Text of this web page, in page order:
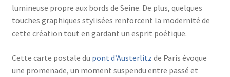
lumineuse propre aux bords de Seine. De plus, quelques
touches graphiques stylisées renforcent la modernité de
cette création tout en gardant un esprit poétique.
Cette carte postale du pont d’Austerlitz de Paris évoque
une promenade, un moment suspendu entre passé et